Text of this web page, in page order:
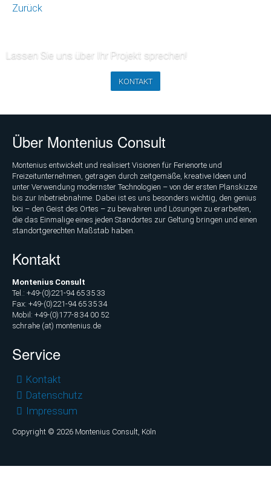
Zurück
Lassen Sie uns über Ihr Projekt sprechen!
KONTAKT
Über Montenius Consult
Montenius entwickelt und realisiert Visionen für Ferienorte und
Freizeitunternehmen, getragen durch zeitgemäße, kreative Ideen und
unter Verwendung modernster Technologien – von der ersten Planskizze
bis zur Inbetriebnahme. Dabei ist es uns besonders wichtig, den genius
loci – den Geist des Ortes – zu bewahren und Lösungen zu erarbeiten,
die das Einmalige eines jeden Standortes zur Geltung bringen und einen
standortgerechten Maßstab haben.
Kontakt
Montenius Consult
Tel.: +49-(0)221-94 65 35 33
Fax: +49-(0)221-94 65 35 34
Mobil: +49-(0)177-8 34 00 52
schrahe (at) montenius.de
Service
Navigation
überspringen
Kontakt
Datenschutz
Impressum
Copyright © 2026 Montenius Consult, Köln